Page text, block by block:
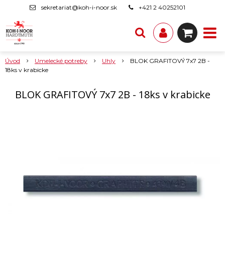
sekretariat@koh-i-noor.sk +421 2 40252101
Úvod Umelecké potreby Uhly
BLOK GRAFITOVÝ 7x7 2B -
18ks v krabicke
BLOK GRAFITOVÝ 7x7 2B - 18ks v krabicke